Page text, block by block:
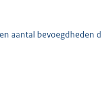
aantal bevoegdheden